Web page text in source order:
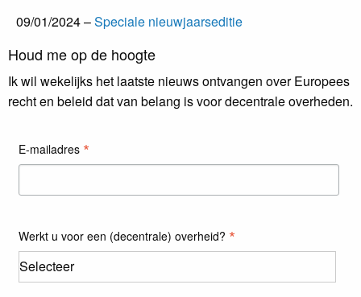
09/01/2024 –Speciale nieuwjaarseditie
Houd me op de hoogte
Ik wil wekelijks het laatste nieuws ontvangen over Europees
recht en beleid dat van belang is voor decentrale overheden.
E-mailadres *
Werkt u voor een (decentrale) overheid? *